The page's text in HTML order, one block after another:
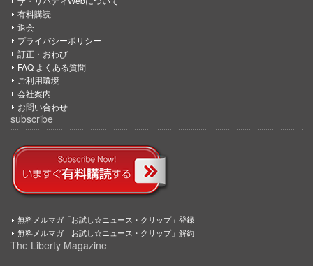
有料購読
退会
プライバシーポリシー
訂正・おわび
FAQ よくある質問
ご利用環境
会社案内
お問い合わせ
subscribe
無料メルマガ「お試し☆ニュース・クリップ」登録
無料メルマガ「お試し☆ニュース・クリップ」解約
The Liberty Magazine